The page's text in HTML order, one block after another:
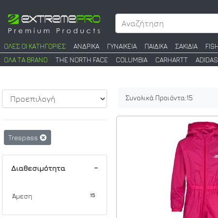
ΟΛΕΣ ΟΙ ΚΑΤΗΓΟΡΙΕΣ ΑΝΔΡΙΚΑ ΓΥΝΑΙΚΕΙΑ ΠΑΙΔΙΚΑ ΣΑΚΙΔΙΑ
ΟΛΑ ΤΑ BRAND
THE NORTH FACE COLUMBIA CARHARTT ADIDAS
Trespass
Διαθεσιμότητα
Άμεση 15
Συνολικά Προιόντα:15